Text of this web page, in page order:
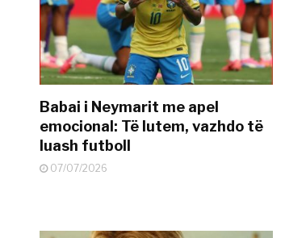
Babai i Neymarit me apel
emocional: Të lutem, vazhdo të
luash futboll
07/07/2026